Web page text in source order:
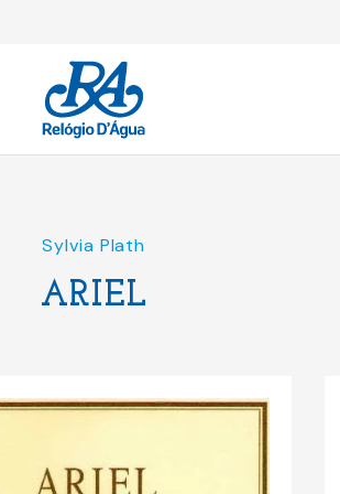
Sylvia Plath
ARIEL